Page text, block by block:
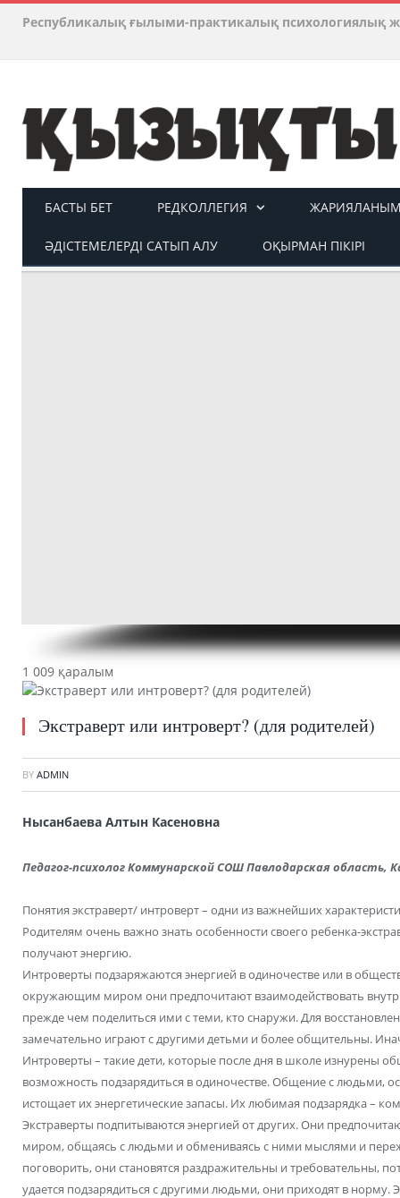
Республикалық ғылыми-практикалық психологиялық
БАСТЫ БЕТ РЕДКОЛЛЕГИЯ ЖАРИЯЛАНЫМ
ӘДІСТЕМЕЛЕРДІ САТЫП АЛУ ОҚЫРМАН ПІКІРІ
1 009 қаралым
Экстраверт или интроверт? (для родителей)
BY ADMIN
Нысанбаева Алтын Касеновна
Педагог-психолог Коммунарской СОШ Павлодарская область,
Понятия экстраверт/ интроверт – одни из важнейших
Родителям очень важно знать особенности своего ребенка-
получают энергию.
Интроверты подзаряжаются энергией в одиночестве или в
окружающим миром они предпочитают взаимодействовать
прежде чем поделиться ими с теми, кто снаружи. Для
замечательно играют с другими детьми и более общительны.
Интроверты – такие дети, которые после дня в школе изнурены
возможность подзарядиться в одиночестве. Общение с людьми,
истощает их энергетические запасы. Их любимая подзарядка –
Экстраверты подпитываются энергией от других. Они
миром, общаясь с людьми и обмениваясь с ними мыслями и
поговорить, они становятся раздражительны и требовательны,
удается подзарядиться с другими людьми, они приходят в норму.